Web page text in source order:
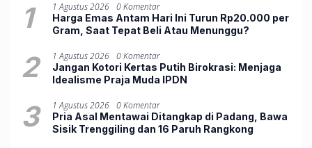
1 1 Agustus 2026 0 Komentar
Harga Emas Antam Hari Ini Turun Rp20.000 per
Gram, Saat Tepat Beli Atau Menunggu?
2 1 Agustus 2026 0 Komentar
Jangan Kotori Kertas Putih Birokrasi: Menjaga
Idealisme Praja Muda IPDN
3 1 Agustus 2026 0 Komentar
Pria Asal Mentawai Ditangkap di Padang, Bawa
Sisik Trenggiling dan 16 Paruh Rangkong